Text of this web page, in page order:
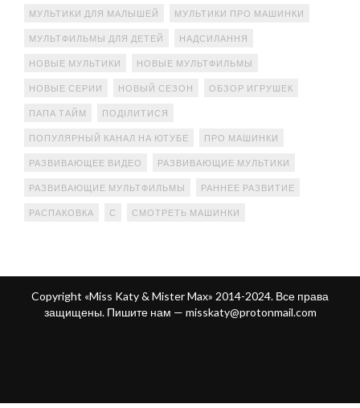
МУЛЬТИКИ ДЛЯ МАЛЫШЕЙ МУЛЬТИКИ ПРО МАШИНКИ
МУЛЬТФИЛЬМЫ ДЛЯ ДЕТЕЙ НАДСИЛАННЯ
НОВЫЕ МУЛЬТИКИ НОВЫЕ МУЛЬТФИЛЬМЫ
НОВЫЕ СЕРИИ НОВЫЙ СЕЗОН ОБЗОР ИГРУШЕК
ПАПА ТАЙМ ПОДІЛИТИСЯ
ПОПУЛЯРНЫЙ КАНАЛ НА ЮТУБЕ ПРО МАШИНКИ
РАЗВИВАЮЩЕЕ ВИДЕО РАЗВИВАЮЩИЕ МУЛЬТИКИ
РАЗВИВАЮЩИЕ МУЛЬТФИЛЬМЫ РАННЕЕ РАЗВИТИЕ
РАСПАКОВКА С СМОТРЕТЬ МАШИНКИ
Copyright «Miss Katy & Mister Max» 2014-2024. Все права
защищены. Пишите нам — misskaty@protonmail.com